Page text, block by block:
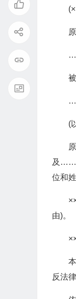
(
及……(
位和
由)。
反法